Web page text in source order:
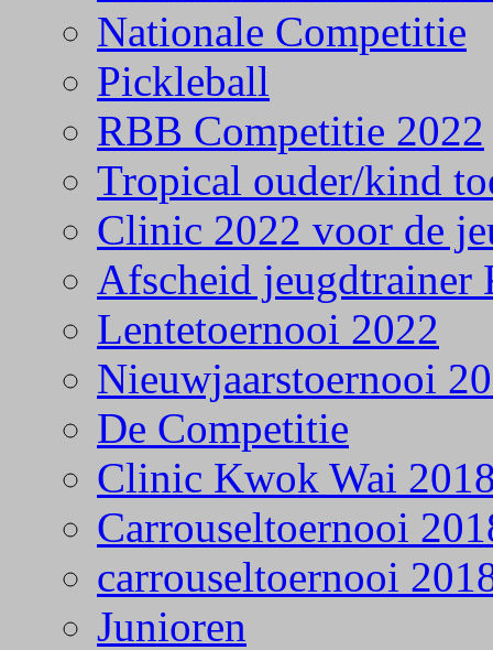
Nationale Competitie
Pickleball
RBB Competitie 2022
Tropical ouder/kind
Clinic 2022 voor de
Afscheid jeugdtrainer
Lentetoernooi 2022
Nieuwjaarstoernooi
De Competitie
Clinic Kwok Wai
Carrouseltoernooi
carrouseltoernooi
Junioren